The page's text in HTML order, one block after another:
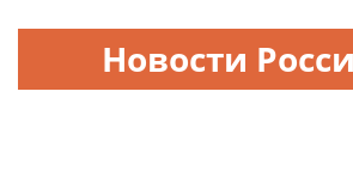
Новости России